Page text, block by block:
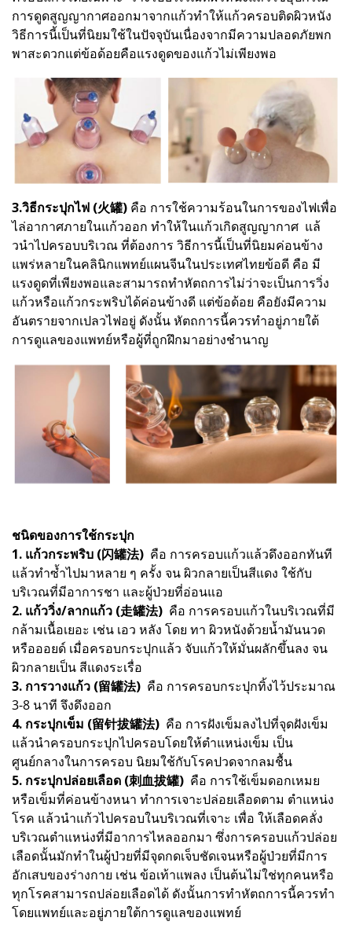
การดูดสูญญากาศออกมาจากแก้วทำให้แก้วครอบติดผิวหนัง
วิธีการนี้เป็นที่นิยมใช้ในปัจจุบันเนื่องจากมีความปลอดภัยพก
พาสะดวกแต่ข้อด้อยคือแรงดูดของแก้วไม่เพียงพอ
3.วิธีกระปุกไฟ (火罐) คือ การใช้ความร้อนในการของไฟเพื่อ
ไล่อากาศภายในแก้วออก ทําให้ในแก้วเกิดสูญญากาศ แล้
วนําไปครอบบริเวณ ที่ต้องการ วิธีการนี้เป็นที่นิยมค่อนข้าง
แพร่หลายในคลินิกแพทย์แผนจีนในประเทศไทยข้อดี คือ มี
แรงดูดที่เพียงพอและสามารถทำหัตถการไม่ว่าจะเป็นการวิ่ง
แก้วหรือแก้วกระพริบได้ค่อนข้างดี แต่ข้อด้อย คือยังมีความ
อันตรายจากเปลวไฟอยู่ ดังนั้น หัตถการนี้ควรทำอยู่ภายใต้
การดูแลของแพทย์หรือผู้ที่ถูกฝึกมาอย่างชำนาญ
ชนิดของการใช้กระปุก
1. แก้วกระพริบ (闪罐法) คือ การครอบแก้วแล้วดึงออกทันที
แล้วทําซ้ำไปมาหลาย ๆ ครั้ง จน ผิวกลายเป็นสีแดง ใช้กับ
บริเวณที่มีอาการชา และผู้ป่วยที่อ่อนแอ
2. แก้ววิ่ง/ลากแก้ว (走罐法) คือ การครอบแก้วในบริเวณที่มี
กล้ามเนื้อเยอะ เช่น เอว หลัง โดย ทา ผิวหนังด้วยน้ำมันนวด
หรือออยด์ เมื่อครอบกระปุกแล้ว จับแก้วให้มั่นผลักขึ้นลง จน
ผิวกลายเป็น สีแดงระเรื่อ
3. การวางแก้ว (留罐法) คือ การครอบกระปุกทิ้งไว้ประมาณ
3-8 นาที จึงดึงออก
4. กระปุกเข็ม (留针拔罐法) คือ การฝังเข็มลงไปที่จุดฝังเข็ม
แล้วนําครอบกระปุกไปครอบโดยให้ตําแหน่งเข็ม เป็น
ศูนย์กลางในการครอบ นิยมใช้กับโรคปวดจากลมชื้น
5. กระปุกปล่อยเลือด (刺血拔罐) คือ การใช้เข็มดอกเหมย
หรือเข็มที่ค่อนข้างหนา ทําการเจาะปล่อยเลือดตาม ตําแหน่ง
โรค แล้วนําแก้วไปครอบในบริเวณที่เจาะ เพื่อ ให้เลือดคลั่ง
บริเวณตำแหน่งที่มีอาการไหลออกมา ซึ่งการครอบแก้วปล่อย
เลือดนั้นมักทำในผู้ป่วยที่มีจุดกดเจ็บชัดเจนหรือผู้ป่วยที่มีการ
อักเสบของร่างกาย เช่น ข้อเท้าแพลง เป็นต้นไม่ใช่ทุกคนหรือ
ทุกโรคสามารถปล่อยเลือดได้ ดังนั้นการทำหัตถการนี้ควรทำ
โดยแพทย์และอยู่ภายใต้การดูแลของแพทย์